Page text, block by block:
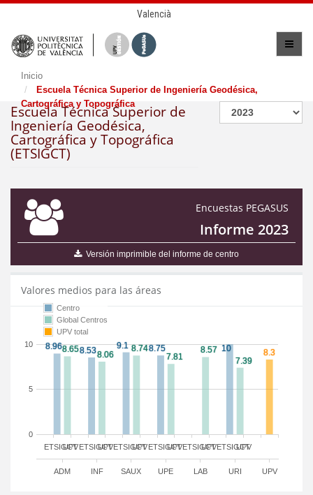
Valencià
Inicio
Escuela Técnica Superior de Ingeniería Geodésica,
Cartográfica y Topográfica
Escuela Técnica Superior de
Ingeniería Geodésica,
Cartográfica y Topográfica
(ETSIGCT)
Encuestas PEGASUS
Informe 2023
Versión imprimible del informe de centro
Valores medios para las áreas
ETSIGCT ETSIGCTETSIGCT ETSIGCTETSIGCTETSIGCT
UPV UPV UPV UPV UPV UPV
ADM INF SAUX UPE LAB URI UPV
0
5
10
Centro
Global Centros
UPV total